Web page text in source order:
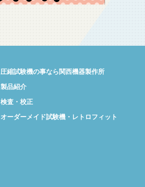
圧縮試験機の事なら関西機器製作所
製品紹介
検査・校正
オーダーメイド試験機・レトロフィット